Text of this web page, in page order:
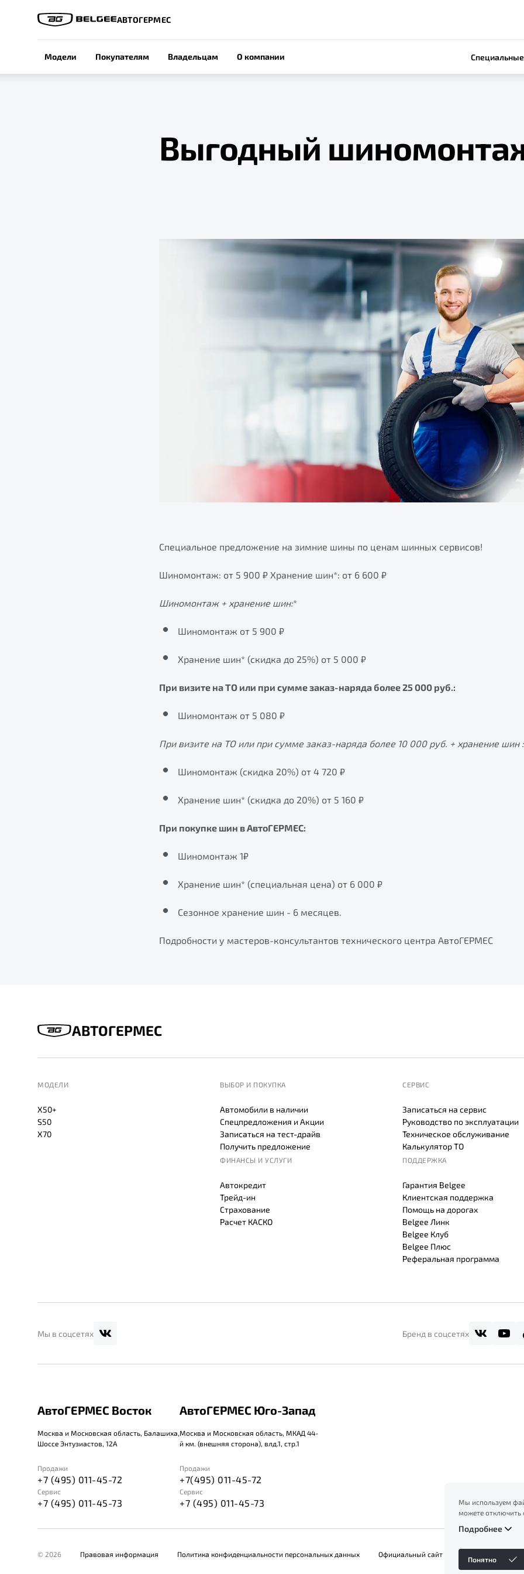
АВТОГЕРМЕС
Модели Покупателям Владельцам О компании
Выгодный
Специальное предложение на зимние шины по ценам шинных сервисов!
Шиномонтаж: от 5 900 ₽ Хранение шин*: от 6 600 ₽
Шиномонтаж + хранение шин:*
Шиномонтаж от 5 900 ₽
Хранение шин* (скидка до 25%) от 5 000 ₽
При визите на ТО или при сумме заказ-наряда более 25 000 руб.:
Шиномонтаж от 5 080 ₽
При визите на ТО или при сумме заказ-наряда более 10 000 руб. + хранение шин:
Шиномонтаж (скидка 20%) от 4 720 ₽
Хранение шин* (скидка до 20%) от 5 160 ₽
При покупке шин в АвтоГЕРМЕС:
Шиномонтаж 1₽
Хранение шин* (специальная цена) от 6 000 ₽
Сезонное хранение шин - 6 месяцев.
Подробности у мастеров-консультантов технического центра АвтоГЕРМЕС
АВТОГЕРМЕС
МОДЕЛИ
X50+
S50
X70
ВЫБОР И ПОКУПКА
Автомобили в наличии
Спецпредложения и Акции
Записаться на тест-драйв
Получить предложение
ФИНАНСЫ И УСЛУГИ
Автокредит
Трейд-ин
Страхование
Расчет КАСКО
СЕРВИС
Записаться на сервис
Руководство по эксплуатации
Техническое обслуживание
Калькулятор ТО
ПОДДЕРЖКА
Гарантия Belgee
Клиентская поддержка
Помощь на дорогах
Belgee Линк
Belgee Клуб
Belgee Плюс
Реферальная программа
Мы в соцсетях Бренд в соцсетях
АвтоГЕРМЕС Восток
Москва и Московская область, Балашиха,
Шоссе Энтузиастов, 12А
Продажи
+7 (495) 011-45-72
Сервис
+7 (495) 011-45-73
АвтоГЕРМЕС Юго-Запад
Москва и Московская область, МКАД 44-
й км. (внешняя сторона), влд.1, стр.1
Продажи
+7(495) 011-45-72
Сервис
+7 (495) 011-45-73
© 2026 Правовая информация Политика конфиденциальности персональных данных Официальный сайт Belgee в России
Мы используем
можете отключить
ознакомление с
Подробнее
Понятно